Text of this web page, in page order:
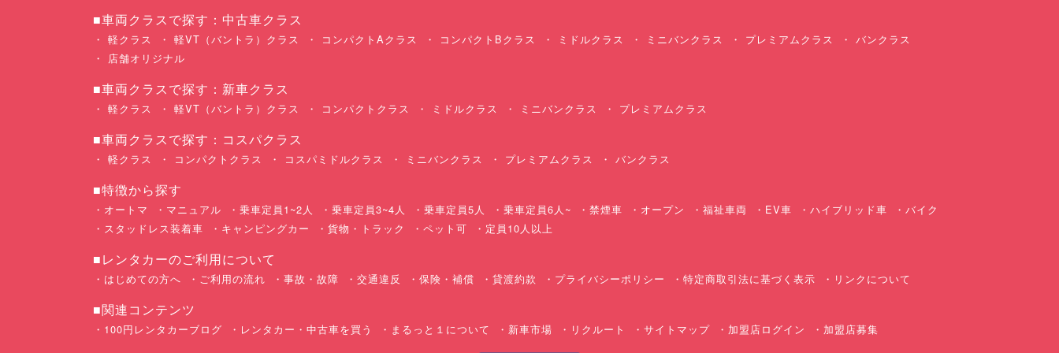
■車両クラスで探す：中古車クラス
軽クラス 軽VT（バントラ）クラス コンパクトAクラス コンパクトBクラス ミドルクラス ミニバンクラス プレミアムクラス
バンクラス
店舗オリジナル
■車両クラスで探す：新車クラス
軽クラス 軽VT（バントラ）クラス コンパクトクラス ミドルクラス ミニバンクラス プレミアムクラス
■車両クラスで探す：コスパクラス
軽クラス コンパクトクラス コスパミドルクラス ミニバンクラス プレミアムクラス バンクラス
■特徴から探す
オートマ マニュアル 乗車定員1~2人 乗車定員3~4人 乗車定員5人 乗車定員6人~ 禁煙車 オープン 福祉車両 EV車 ハイブリッド車
バイク
スタッドレス装着車
キャンピングカー 貨物・トラック ペット可 定員10人以上
■レンタカーのご利用について
はじめての方へ ご利用の流れ 事故・故障 交通違反 保険・補償 貸渡約款 プライバシーポリシー 特定商取引法に基づく表示 リンクについて
■関連コンテンツ
100円レンタカーブログ レンタカー・中古車を買う まるっと１について 新車市場 リクルート サイトマップ 加盟店ログイン 加盟店募集